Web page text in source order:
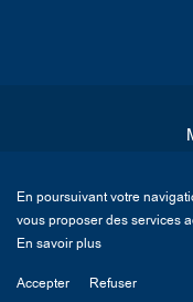
En poursuivant votre
vous proposer des services
En savoir plus
Accepter Refuser